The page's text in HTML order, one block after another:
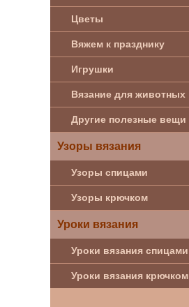
Цветы
Вяжем к празднику
Игрушки
Вязание для животных
Другие полезные вещи
Узоры вязания
Узоры спицами
Узоры крючком
Уроки вязания
Уроки вязания спицами
Уроки вязания крючком